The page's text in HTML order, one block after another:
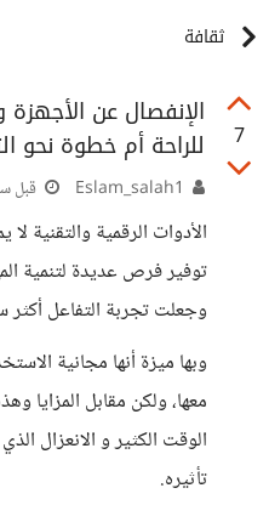
ثقافة
7
الإنفصال عن الأجهزة
للراحة أم خطوة نحو
قبل
الأدوات الرقمية والتقنية
توفير فرص عديدة لتنمية
وجعلت تجربة التفاعل أكثر
وبها ميزة أنها مجانية
معها، ولكن مقابل المزايا
الوقت الكثير و الانعزال
تأثيره.